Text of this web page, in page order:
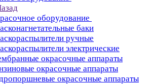
оборудование
баки
ручные
электрические
окрасочные аппараты
окрасочные аппараты
окрасочные аппараты